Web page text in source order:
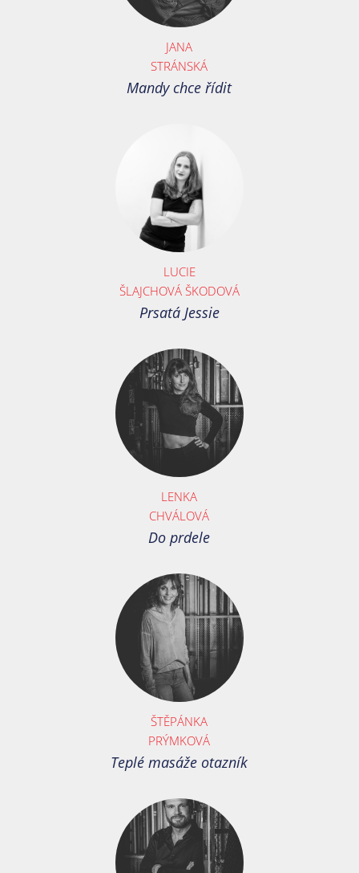
JANA
STRÁNSKÁ
Mandy chce řídit
LUCIE
ŠLAJCHOVÁ ŠKODOVÁ
Prsatá Jessie
LENKA
CHVÁLOVÁ
Do prdele
ŠTĚPÁNKA
PRÝMKOVÁ
Teplé masáže otazník